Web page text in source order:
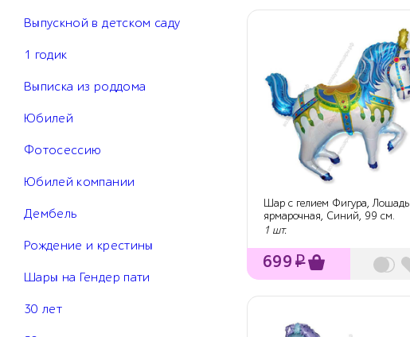
Выпускной в детском саду
1 годик
Выписка из роддома
Юбилей
Фотосессию
Юбилей компании
Дембель
Рождение и крестины
Шары на Гендер пати
30 лет
Шар с гелием Фигура, Лошадь
ярмарочная, Синий, 99 см.
1 шт.
699 ₽